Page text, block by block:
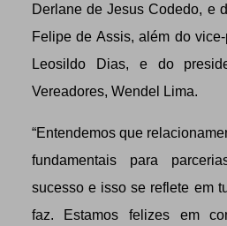
Derlane de Jesus Codedo, e
Felipe de Assis, além do
Leosildo Dias, e do
Vereadores, Wendel Lima.
“Entendemos que
fundamentais para
sucesso e isso se reflete em
faz. Estamos felizes em